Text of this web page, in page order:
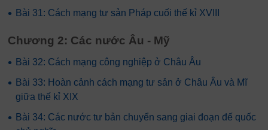
• Bài 31: Cách mạng tư sản Pháp cuối thế kỉ XVIII
Chương 2: Các nước Âu - Mỹ
• Bài 32: Cách mạng công nghiệp ở Châu Âu
• Bài 33: Hoàn cảnh cách mạng tư sản ở Châu Âu và Mĩ
giữa thế kỉ XIX
• Bài 34: Các nước tư bản chuyển sang giai đoạn đế quốc